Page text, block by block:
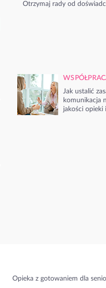
Otrzymaj rady od
Jak ustalić
komunikacja
jakości opieki
Opieka z gotowaniem dla